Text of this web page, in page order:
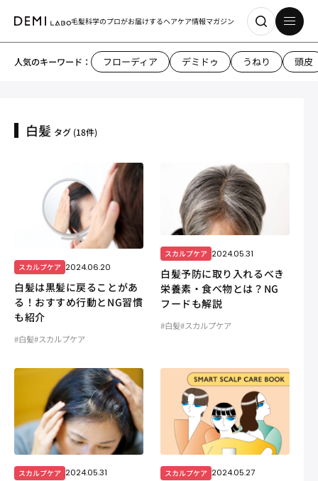
毛髪科学のプロがお届けするヘアケア情報マガジン
人気のキーワード： フローディア デミドゥ うねり 頭皮
白髪 タグ (18件)
スカルプケア 2024.06.20
白髪は黒髪に戻ることがあ
る！おすすめ行動とNG習慣
も紹介
#白髪#スカルプケア
スカルプケア 2024.05.31
白髪予防に取り入れるべき
栄養素・食べ物とは？NG
フードも解説
#白髪#スカルプケア
スカルプケア 2024.05.31 スカルプケア 2024.05.27